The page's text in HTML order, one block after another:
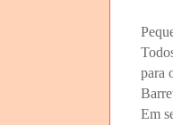
para
Em